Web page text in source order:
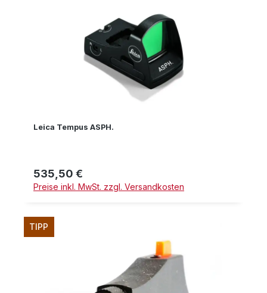
Leica Tempus ASPH.
Regulärer Preis:
535,50 €
Preise inkl. MwSt. zzgl. Versandkosten
TIPP